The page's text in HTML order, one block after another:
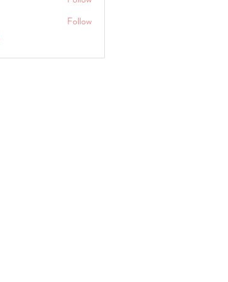
Follow